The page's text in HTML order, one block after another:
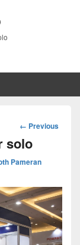
Image
navigation
← Previous
solo
Pameran